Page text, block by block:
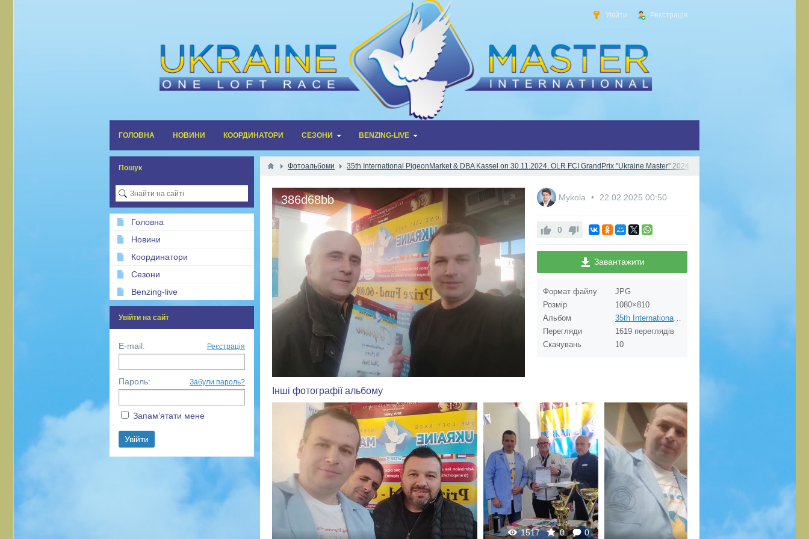
Увійти Реєстрація
ГОЛОВНА НОВИНИ КООРДИНАТОРИ СЕЗОНИ BENZING-LIVE
Фотоальбоми 35th International PigeonMarket & DBA Kassel on 30.11.2024. OLR FCI GrandPrix "Ukraine Master" 2024
386d68bb Mykola 22.02.2025 00:50
0
Завантажити
Формат файлу
JPG
Розмір
1080×810
Альбом
35th International PigeonMarket & DBA Kassel on 30.11.2024. OLR FCI GrandPrix "Ukraine Master" 2024
Перегляди
1619 переглядів
Скачувань
10
Інші фотографії альбому
1517 0
0
Пошук
Головна
Новини
Координатори
Сезони
Benzing-live
Увійти на сайт
E-mail: Реєстрація
Пароль: Забули пароль?
Запам’ятати мене